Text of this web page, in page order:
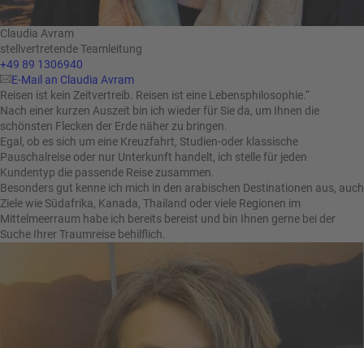
Claudia Avram
stellvertretende Teamleitung
+49 89 1306940
E-Mail an Claudia Avram
Reisen ist kein Zeitvertreib. Reisen ist eine Lebensphilosophie.“
Nach einer kurzen Auszeit bin ich wieder für Sie da, um Ihnen die
schönsten Flecken der Erde näher zu bringen.
Egal, ob es sich um eine Kreuzfahrt, Studien-oder klassische
Pauschalreise oder nur Unterkunft handelt, ich stelle für jeden
Kundentyp die passende Reise zusammen.
Besonders gut kenne ich mich in den arabischen Destinationen aus, auch
Ziele wie Südafrika, Kanada, Thailand oder viele Regionen im
Mittelmeerraum habe ich bereits bereist und bin Ihnen gerne bei der
Suche Ihrer Traumreise behilflich.